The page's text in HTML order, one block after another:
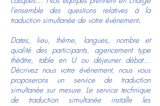
l’ensemble des questions relatives à la
traduction simultanée de votre événement.
Dates, lieu, thème, langues, nombre et
qualité des participants, agencement type
théâtre, table en U ou déjeuner débat...
Décrivez nous votre événement, nous vous
proposerons un service de traduction
simultanée sur mesure. Le service technique
de traduction simultanée installe les